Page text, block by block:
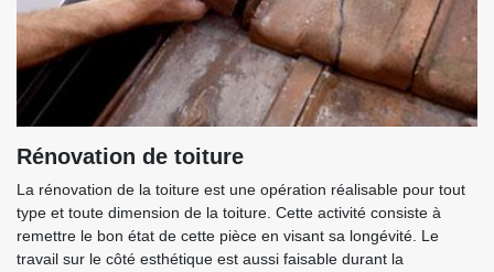
Rénovation de toiture
La rénovation de la toiture est une opération réalisable pour tout
type et toute dimension de la toiture. Cette activité consiste à
remettre le bon état de cette pièce en visant sa longévité. Le
travail sur le côté esthétique est aussi faisable durant la